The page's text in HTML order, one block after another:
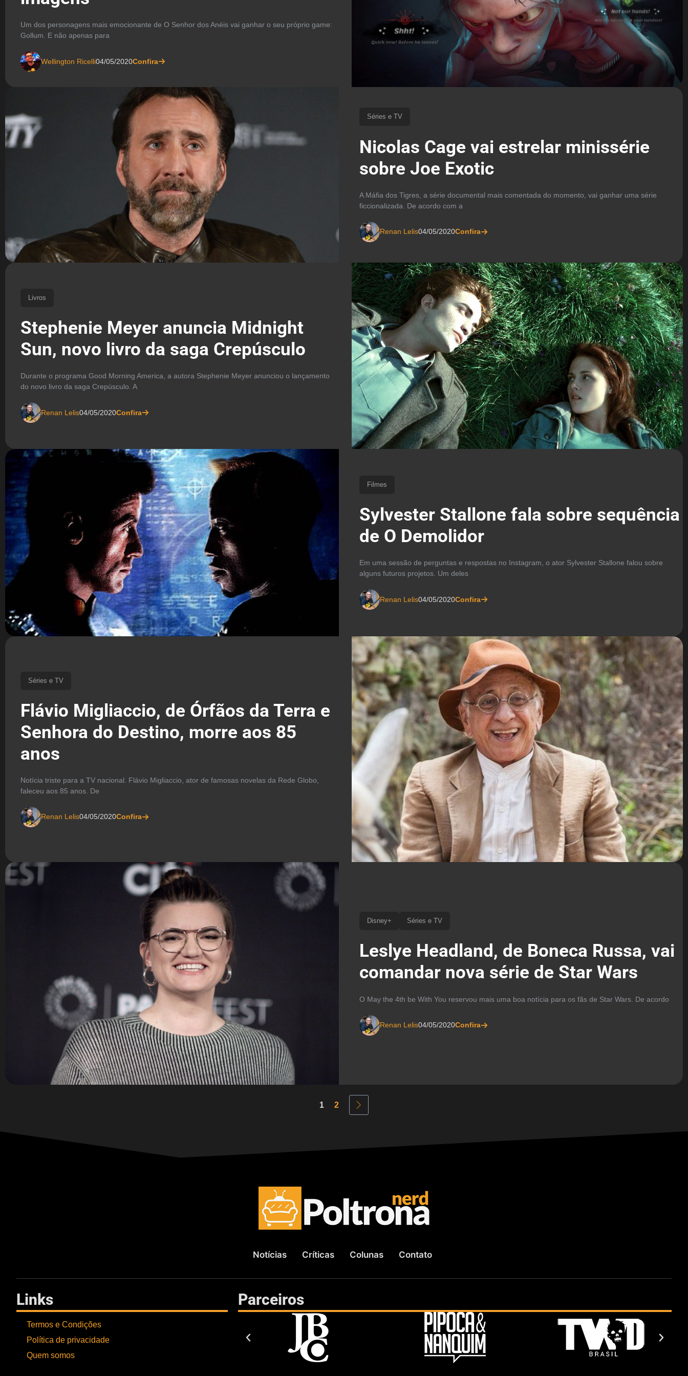
Um dos personagens mais emocionante de O Senhor dos Anéis vai ganhar o seu próprio game:
Gollum. E não apenas para
Wellington Ricelli04/05/2020Confira
Séries e TV
Nicolas Cage vai estrelar minissérie
sobre Joe Exotic
A Máfia dos Tigres, a série documental mais comentada do momento, vai ganhar uma série
ficcionalizada. De acordo com a
Renan Lelis04/05/2020Confira
Livros
Stephenie Meyer anuncia Midnight
Sun, novo livro da saga Crepúsculo
Durante o programa Good Morning America, a autora Stephenie Meyer anunciou o lançamento
do novo livro da saga Crepúsculo. A
Renan Lelis04/05/2020Confira
Filmes
Sylvester Stallone fala sobre sequência
de O Demolidor
Em uma sessão de perguntas e respostas no Instagram, o ator Sylvester Stallone falou sobre
alguns futuros projetos. Um deles
Renan Lelis04/05/2020Confira
Séries e TV
Flávio Migliaccio, de Órfãos da Terra e
Senhora do Destino, morre aos 85
anos
Notícia triste para a TV nacional. Flávio Migliaccio, ator de famosas novelas da Rede Globo,
faleceu aos 85 anos. De
Renan Lelis04/05/2020Confira
Disney+ Séries e TV
Leslye Headland, de Boneca Russa, vai
comandar nova série de Star Wars
O May the 4th be With You reservou mais uma boa notícia para os fãs de Star Wars. De acordo
Renan Lelis04/05/2020Confira
1 2
Notícias Críticas Colunas Contato
Links
Termos e Condições
Política de privacidade
Quem somos
Parceiros